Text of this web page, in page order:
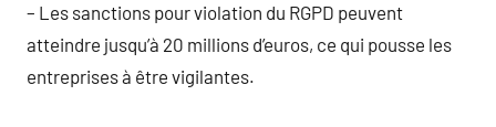
– Les sanctions pour violation du RGPD peuvent
atteindre jusqu’à 20 millions d’euros, ce qui pousse les
entreprises à être vigilantes.